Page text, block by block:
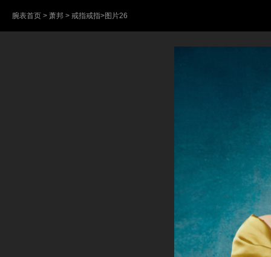
腕表首页 > 萧邦 > 戒指戒指>图片26